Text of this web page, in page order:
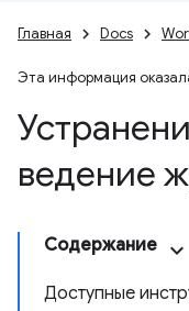
Главная Docs
Эта информация
ведение
Содержание
Доступные